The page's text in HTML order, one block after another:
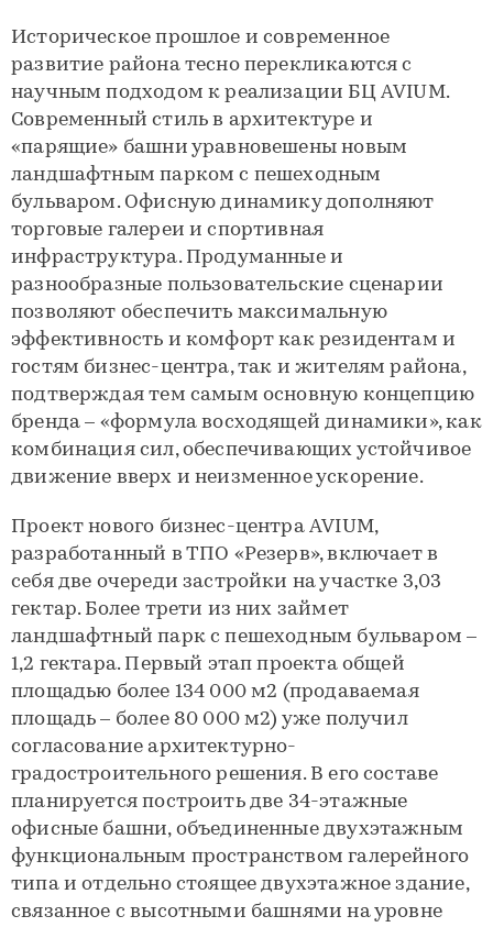
Историческое прошлое и современное
развитие района тесно перекликаются с
научным подходом к реализации БЦ AVIUM.
Современный стиль в архитектуре и
«парящие» башни уравновешены новым
ландшафтным парком с пешеходным
бульваром. Офисную динамику дополняют
торговые галереи и спортивная
инфраструктура. Продуманные и
разнообразные пользовательские сценарии
позволяют обеспечить максимальную
эффективность и комфорт как резидентам и
гостям бизнес-центра, так и жителям района,
подтверждая тем самым основную концепцию
бренда – «формула восходящей динамики», как
комбинация сил, обеспечивающих устойчивое
движение вверх и неизменное ускорение.
Проект нового бизнес-центра AVIUM,
разработанный в ТПО «Резерв», включает в
себя две очереди застройки на участке 3,03
гектар. Более трети из них займет
ландшафтный парк с пешеходным бульваром –
1,2 гектара. Первый этап проекта общей
площадью более 134 000 м2 (продаваемая
площадь – более 80 000 м2) уже получил
согласование архитектурно-
градостроительного решения. В его составе
планируется построить две 34-этажные
офисные башни, объединенные двухэтажным
функциональным пространством галерейного
типа и отдельно стоящее двухэтажное здание,
связанное с высотными башнями на уровне